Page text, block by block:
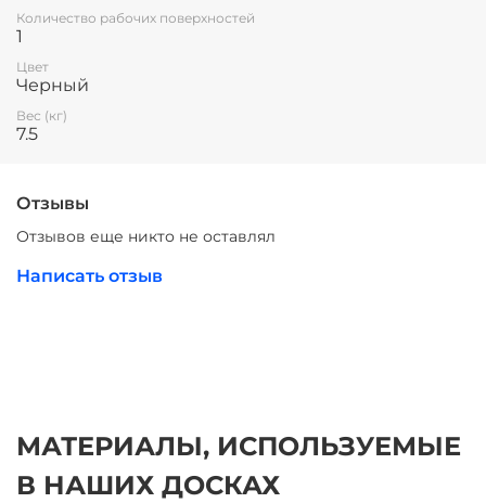
Количество рабочих поверхностей
1
Цвет
Черный
Вес (кг)
7.5
Отзывы
Отзывов еще никто не оставлял
Написать отзыв
МАТЕРИАЛЫ, ИСПОЛЬЗУЕМЫЕ
В НАШИХ ДОСКАХ